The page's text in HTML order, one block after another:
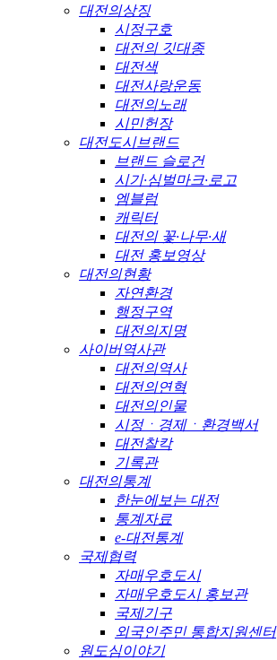
대전의상징
시정구호
대전의 깃대종
대전색
대전사랑운동
대전의노래
시민헌장
대전도시브랜드
브랜드 슬로건
시기·심벌마크·로고
엠블럼
캐릭터
대전의 꽃·나무·새
대전 홍보영상
대전의현황
자연환경
행정구역
대전의지명
사이버역사관
대전의역사
대전의연혁
대전의인물
시정ㆍ경제ㆍ환경백서
대전찰칵
기록관
대전의통계
한눈에보는 대전
통계자료
e-대전통계
국제협력
자매우호도시
자매우호도시 홍보관
국제기구
외국인주민 통합지원센터
원도심이야기